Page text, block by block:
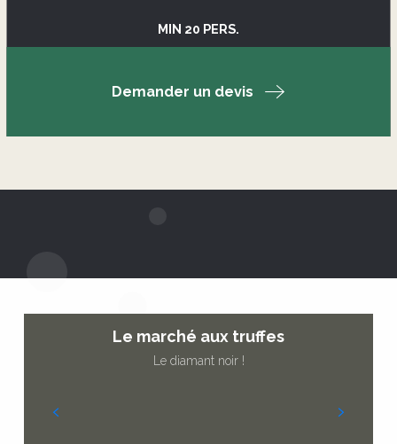
MIN 20 PERS.
Demander un devis
Le marché aux truffes
Le diamant noir !